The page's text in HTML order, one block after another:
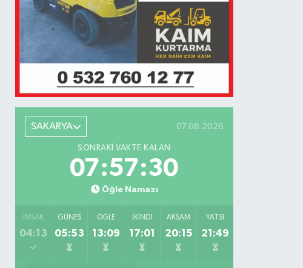
SAKARYA 07.08.2026
SONRAKI VAKTE KALAN
07:57:30
Öğle Namazı
İMSAK
04:13
GÜNEŞ
05:53
ÖĞLE
13:09
İKINDI
17:01
AKŞAM
20:15
YATSI
21:49